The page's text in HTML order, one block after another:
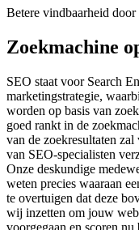
Betere vindbaarheid door
Zoekmachine
SEO staat voor Search
marketingstrategie,
worden op basis van
goed rankt in de
van de zoekresultaten
van SEO-specialisten
Onze deskundige
weten precies waaraan
te overtuigen dat deze
wij inzetten om jouw
voorgegaan en scoren